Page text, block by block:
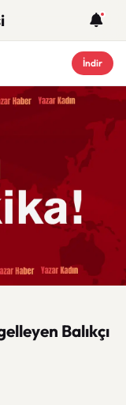
İndir
Balıkçı